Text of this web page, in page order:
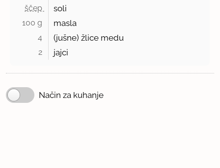
ščep soli
100 g masla
4 (jušne) žlice medu
2 jajci
Način za kuhanje